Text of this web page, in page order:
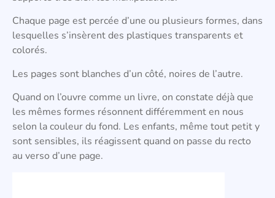
Chaque page est percée d’une ou plusieurs formes, dans
lesquelles s’insèrent des plastiques transparents et
colorés.
Les pages sont blanches d’un côté, noires de l’autre.
Quand on l’ouvre comme un livre, on constate déjà que
les mêmes formes résonnent différemment en nous
selon la couleur du fond. Les enfants, même tout petit y
sont sensibles, ils réagissent quand on passe du recto
au verso d’une page.